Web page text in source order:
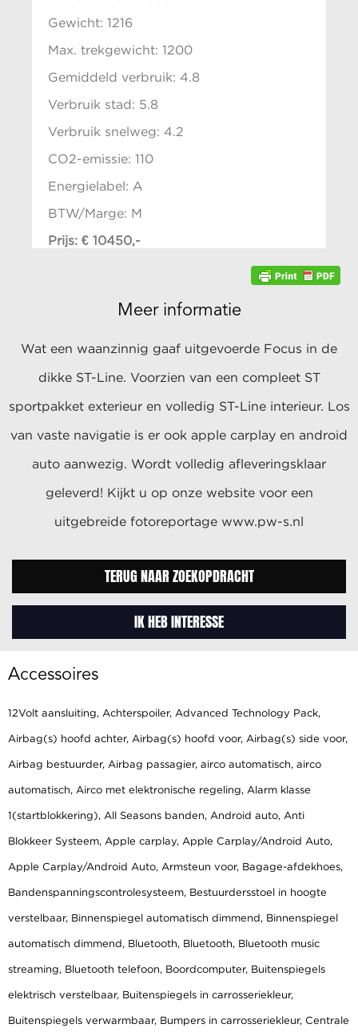
Gewicht: 1216
Max. trekgewicht: 1200
Gemiddeld verbruik: 4.8
Verbruik stad: 5.8
Verbruik snelweg: 4.2
CO2-emissie: 110
Energielabel: A
BTW/Marge: M
Prijs: € 10450,-
Meer informatie
Wat een waanzinnig gaaf uitgevoerde Focus in de
dikke ST-Line. Voorzien van een compleet ST
sportpakket exterieur en volledig ST-Line interieur. Los
van vaste navigatie is er ook apple carplay en android
auto aanwezig. Wordt volledig afleveringsklaar
geleverd! Kijkt u op onze website voor een
uitgebreide fotoreportage www.pw-s.nl
TERUG NAAR ZOEKOPDRACHT
IK HEB INTERESSE
Accessoires
12Volt aansluiting, Achterspoiler, Advanced Technology Pack,
Airbag(s) hoofd achter, Airbag(s) hoofd voor, Airbag(s) side voor,
Airbag bestuurder, Airbag passagier, airco automatisch, airco
automatisch, Airco met elektronische regeling, Alarm klasse
1(startblokkering), All Seasons banden, Android auto, Anti
Blokkeer Systeem, Apple carplay, Apple Carplay/Android Auto,
Apple Carplay/Android Auto, Armsteun voor, Bagage-afdekhoes,
Bandenspanningscontrolesysteem, Bestuurdersstoel in hoogte
verstelbaar, Binnenspiegel automatisch dimmend, Binnenspiegel
automatisch dimmend, Bluetooth, Bluetooth, Bluetooth music
streaming, Bluetooth telefoon, Boordcomputer, Buitenspiegels
elektrisch verstelbaar, Buitenspiegels in carrosseriekleur,
Buitenspiegels verwarmbaar, Bumpers in carrosseriekleur, Centrale